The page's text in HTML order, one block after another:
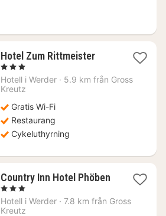
Hotel Zum Rittmeister1
från
, 3 Stjärnor
Hotell i Werder · 5.9 km från Gross
Kreutz
Gratis Wi-Fi
Restaurang
Cykeluthyrning
Country Inn Hotel Phöben
1
natt
från
, 3 Stjärnor
Hotell i Werder · 7.8 km från Gross
Kreutz